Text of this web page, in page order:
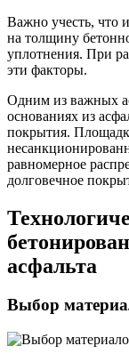
Важно учесть, что
на толщину
уплотнения. При
эти факторы.
Одним из важных
основаниях из
покрытия.
равномерное
долговечное
асфальта
Выбор